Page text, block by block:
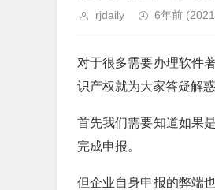
rjdaily 6年前
对于很多需要办理软件
识产权就为大家答疑解惑
首先我们需要知道如果
完成申报。
但企业自身申报的弊端